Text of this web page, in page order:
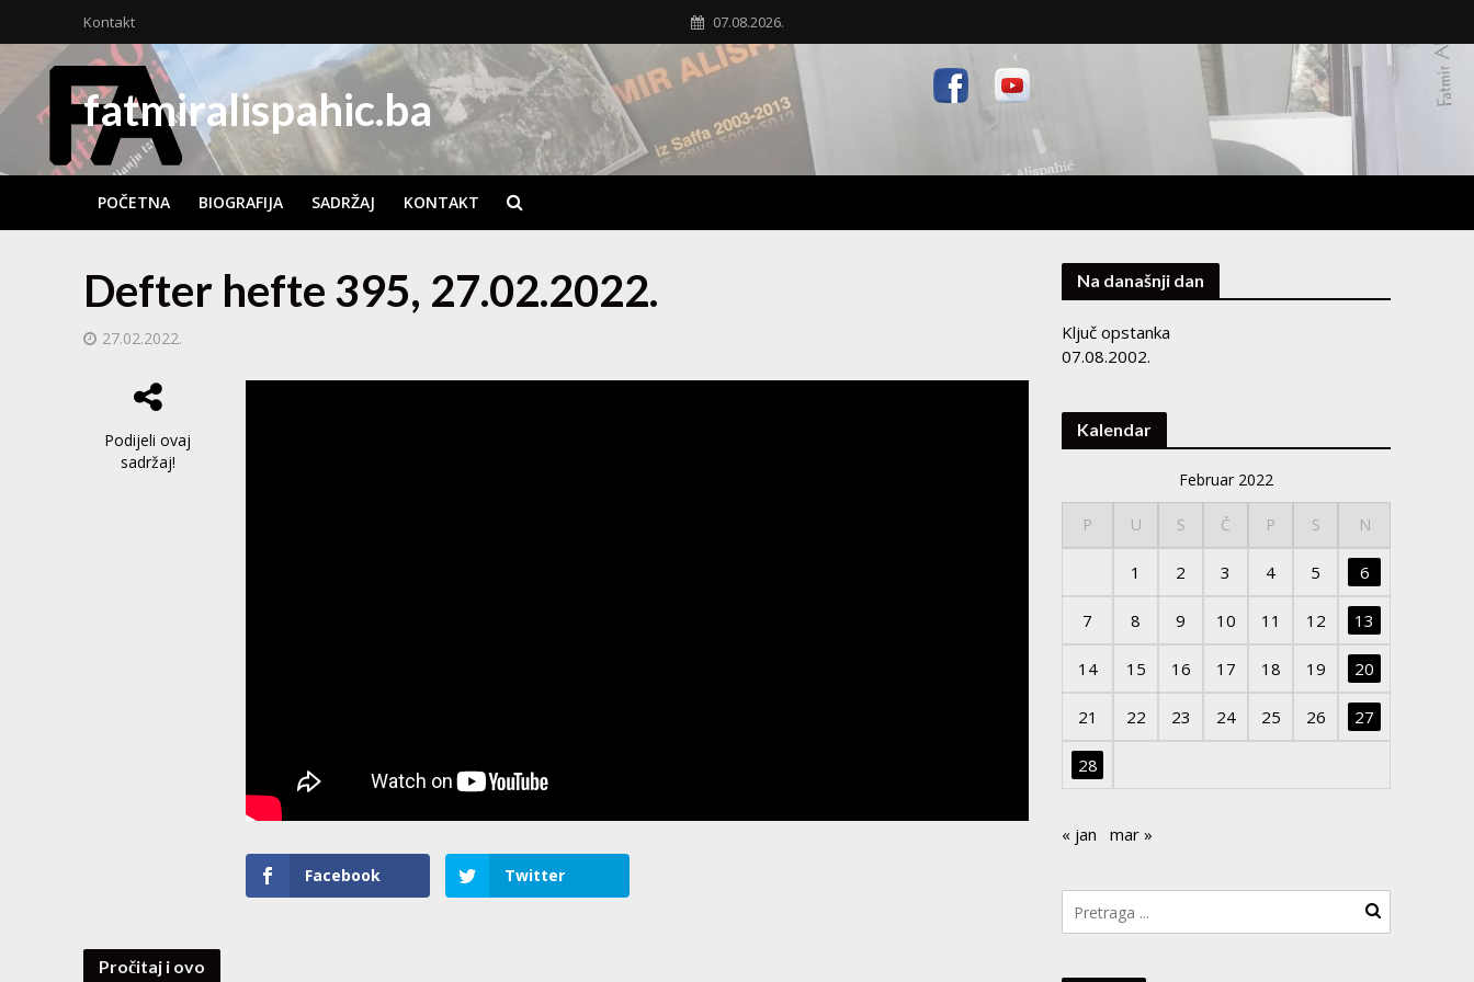
Kontakt 07.08.2026.
fatmiralispahic.ba
POČETNA BIOGRAFIJA SADRŽAJ KONTAKT
Defter hefte 395, 27.02.2022.
27.02.2022.
Podijeli ovaj
sadržaj!
Facebook Twitter
Pročitaj i ovo
Na današnji dan
Ključ opstanka
07.08.2002.
Kalendar
Februar 2022
P U S Č P S N
1 2 3 4 5 6
7 8 9 10 11 12 13
14 15 16 17 18 19 20
21 22 23 24 25 26 27
28
« jan mar »